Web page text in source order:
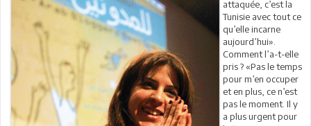
attaquée, c’est la
Tunisie avec tout ce
qu’elle incarne
aujourd’hui».
Comment l’a-t-elle
pris ? «Pas le temps
pour m’en occuper
et en plus, ce n’est
pas le moment. Il y
a plus urgent pour